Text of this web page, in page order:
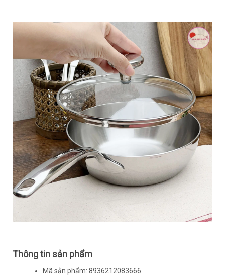
Thông tin sản phẩm
Mã sản phẩm: 8936212083666